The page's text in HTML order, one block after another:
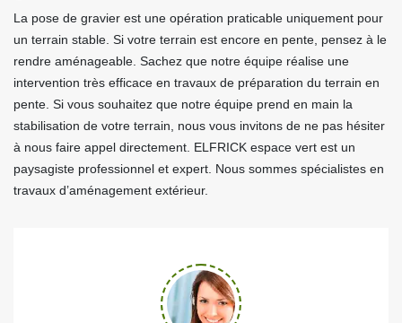
La pose de gravier est une opération praticable uniquement pour
un terrain stable. Si votre terrain est encore en pente, pensez à le
rendre aménageable. Sachez que notre équipe réalise une
intervention très efficace en travaux de préparation du terrain en
pente. Si vous souhaitez que notre équipe prend en main la
stabilisation de votre terrain, nous vous invitons de ne pas hésiter
à nous faire appel directement. ELFRICK espace vert est un
paysagiste professionnel et expert. Nous sommes spécialistes en
travaux d’aménagement extérieur.